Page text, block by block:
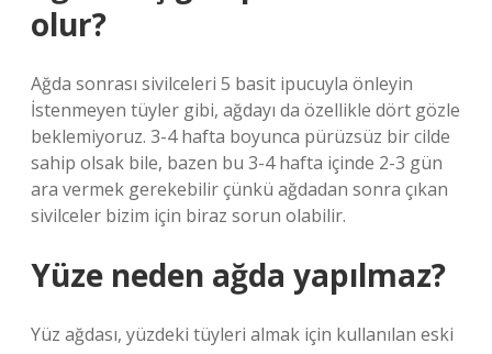
olur?
Ağda sonrası sivilceleri 5 basit ipucuyla önleyin
İstenmeyen tüyler gibi, ağdayı da özellikle dört gözle
beklemiyoruz. 3-4 hafta boyunca pürüzsüz bir cilde
sahip olsak bile, bazen bu 3-4 hafta içinde 2-3 gün
ara vermek gerekebilir çünkü ağdadan sonra çıkan
sivilceler bizim için biraz sorun olabilir.
Yüze neden ağda yapılmaz?
Yüz ağdası, yüzdeki tüyleri almak için kullanılan eski